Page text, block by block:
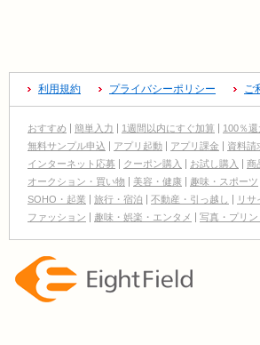
利用規約 プライバシーポリシー ご
おすすめ 簡単入力 1週間以内にすぐ加算 100％
無料サンプル申込
アプリ起動 アプリ課金 資料請
インターネット応募
クーポン購入 お試し購入 商
オークション・買い物
美容・健康 趣味・スポーツ
SOHO・起業
旅行・宿泊 不動産・引っ越し リサ
ファッション
趣味・娯楽・エンタメ 写真・プリン